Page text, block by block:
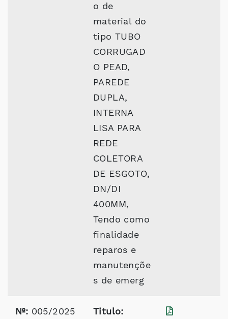
o de
material do
tipo TUBO
CORRUGAD
O PEAD,
PAREDE
DUPLA,
INTERNA
LISA PARA
REDE
COLETORA
DE ESGOTO,
DN/DI
400MM,
Tendo como
finalidade
reparos e
manutençõe
s de emerg
Nº: 005/2025
Titulo: